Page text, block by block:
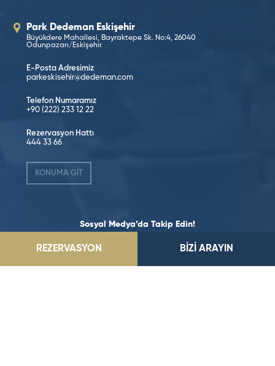
Park Dedeman Eskişehir
Büyükdere Mahallesi, Bayraktepe Sk. No:4, 26040
Odunpazarı/Eskişehir
E-Posta Adresimiz
parkeskisehir@dedeman.com
Telefon Numaramız
+90 (222) 233 12 22
Rezervasyon Hattı
444 33 66
KONUMA GİT
Sosyal Medya’da Takip Edin!
REZERVASYON BİZİ ARAYIN